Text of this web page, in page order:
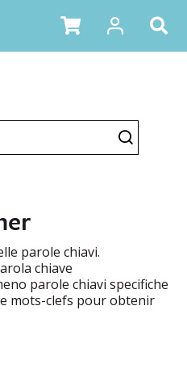
parole chiavi.
chiave
parole chiavi specifiche
mots-clefs pour obtenir